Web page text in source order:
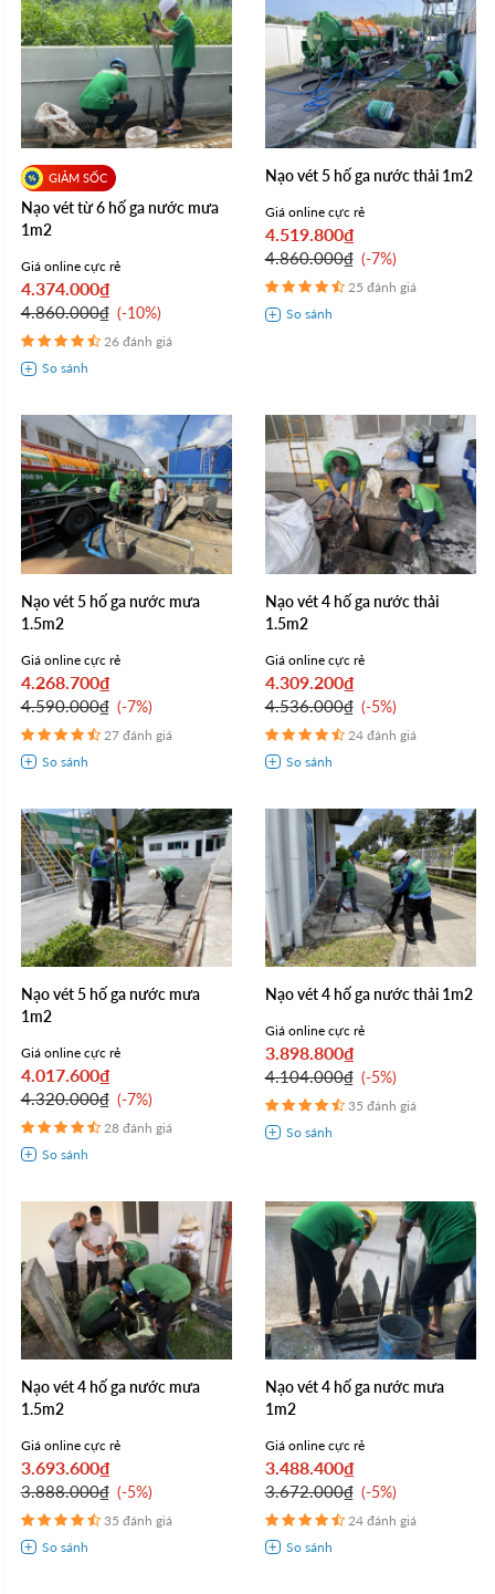
Nạo vét từ 6 hố ga nước mưa
1m2
Giá online cực rẻ
4.374.000₫
4.860.000₫ -10%
26 đánh giá
Nạo vét 5 hố ga nước thải 1m2
Giá online cực rẻ
4.519.800₫
4.860.000₫ -7%
25 đánh giá
Nạo vét 5 hố ga nước mưa
1.5m2
Giá online cực rẻ
4.268.700₫
4.590.000₫ -7%
27 đánh giá
Nạo vét 4 hố ga nước thải
1.5m2
Giá online cực rẻ
4.309.200₫
4.536.000₫ -5%
24 đánh giá
Nạo vét 5 hố ga nước mưa
1m2
Giá online cực rẻ
4.017.600₫
4.320.000₫ -7%
28 đánh giá
Nạo vét 4 hố ga nước thải 1m2
Giá online cực rẻ
3.898.800₫
4.104.000₫ -5%
35 đánh giá
Nạo vét 4 hố ga nước mưa
1.5m2
Giá online cực rẻ
3.693.600₫
3.888.000₫ -5%
35 đánh giá
Nạo vét 4 hố ga nước mưa
1m2
Giá online cực rẻ
3.488.400₫
3.672.000₫ -5%
24 đánh giá